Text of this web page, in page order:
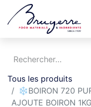
Tous les produits
❄️BOIRON 720
AJOUTE BOIRON 1KG